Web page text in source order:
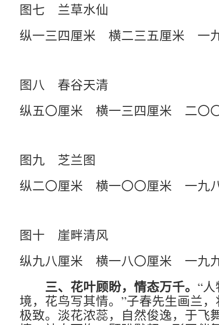
图七 兰草水仙
纵一三四厘米 横二三五厘米 一
图八 春谷天清
纵五〇厘米 横一三四厘米 二〇
图九 芝兰图
纵二〇厘米 横一〇〇厘米 一九
图十 崖畔清风
纵九八厘米 横一八〇厘米 一九
三、花叶顾盼，情态万千。 “
境，花鸟写其情。”子春先生画兰
极致。淡花浓蕊，自然俊逸，于飞